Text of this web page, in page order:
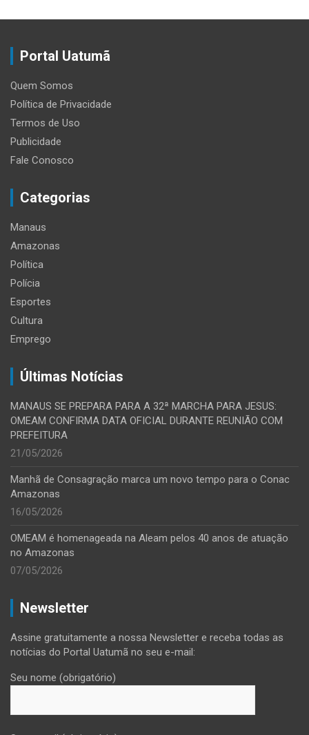
Portal Uatumã
Quem Somos
Política de Privacidade
Termos de Uso
Publicidade
Fale Conosco
Categorias
Manaus
Amazonas
Política
Polícia
Esportes
Cultura
Emprego
Últimas Notícias
MANAUS SE PREPARA PARA A 32ª MARCHA PARA JESUS:
OMEAM CONFIRMA DATA OFICIAL DURANTE REUNIÃO COM
PREFEITURA
21/05/2026
Manhã de Consagração marca um novo tempo para o Conac
Amazonas
16/05/2026
OMEAM é homenageada na Aleam pelos 40 anos de atuação
no Amazonas
07/05/2026
Newsletter
Assine gratuitamente a nossa Newsletter e receba todas as
notícias do Portal Uatumã no seu e-mail:
Seu nome (obrigatório)